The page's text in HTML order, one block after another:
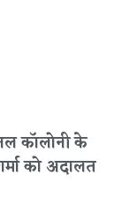
कॉलोनी के
को अदालत